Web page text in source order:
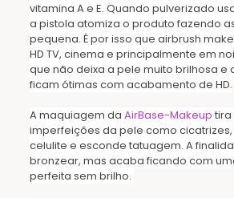
vitamina A e E. Quando pulverizado
a pistola atomiza o produto fazendo
pequena. É por isso que airbrush
HD TV, cinema e principalmente em
que não deixa a pele muito brilhosa e
ficam ótimas com acabamento de HD.
A maquiagem da AirBase-Makeup tira
imperfeições da pele como
celulite e esconde tatuagem. A
bronzear, mas acaba ficando com
perfeita sem brilho.